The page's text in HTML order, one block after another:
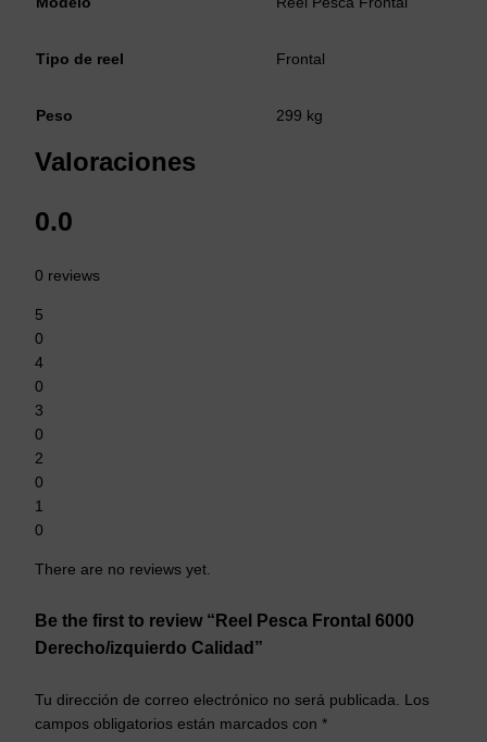
Tipo de reel Frontal
Peso 299 kg
Valoraciones
0.0
0 reviews
5
0
4
0
3
0
2
0
1
0
There are no reviews yet.
Be the first to review “Reel Pesca Frontal 6000
Derecho/izquierdo Calidad”
Tu dirección de correo electrónico no será publicada. Los
campos obligatorios están marcados con *